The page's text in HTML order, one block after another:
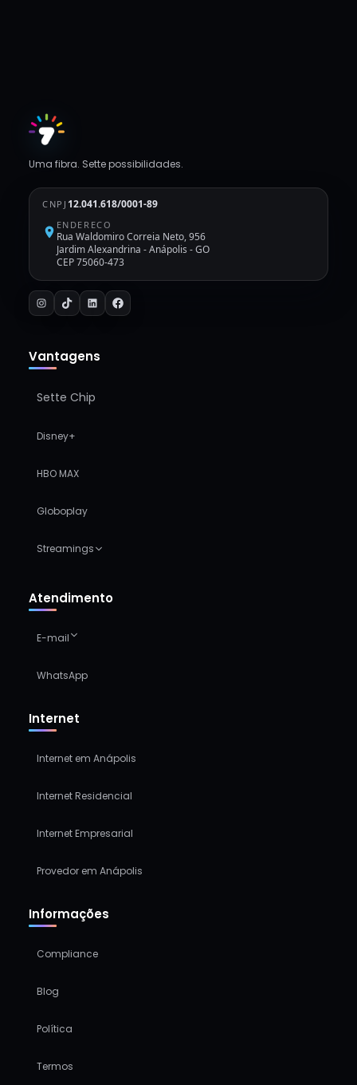
Uma fibra. Sette possibilidades.
CNPJ 12.041.618/0001-89
ENDERECO
Rua Waldomiro Correia Neto, 956
Jardim Alexandrina -Anápolis - GO
CEP 75060-473
Vantagens
Sette Chip
Disney+
HBO MAX
Globoplay
Streamings
Atendimento
E-mail
WhatsApp
Internet
Internet em Anápolis
Internet Residencial
Internet Empresarial
Provedor em Anápolis
Informações
Compliance
Blog
Política
Termos